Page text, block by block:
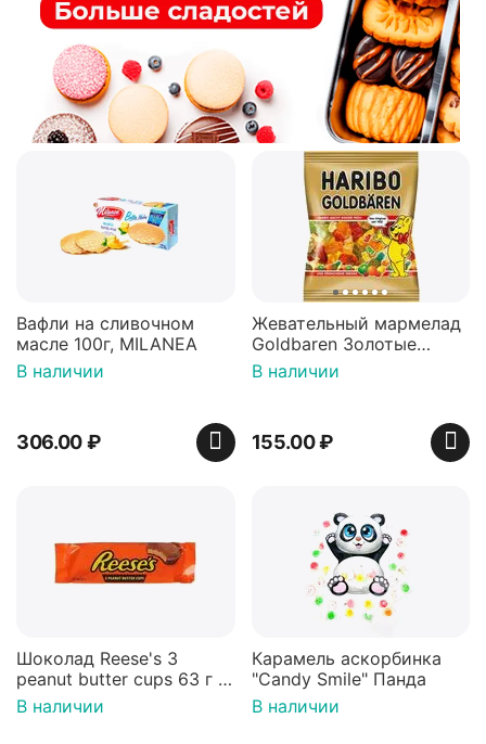
Вафли на сливочном
масле 100г, MILANEA
В наличии
306.00₽
Жевательный мармелад
Goldbaren Золотые
мишки 100г, Германия
В наличии
155.00₽
Шоколад Reese's 3
peanut butter cups 63 г с
арахисовой пастой
В наличии
Карамель аскорбинка
"Candy Smile" Панда
В наличии